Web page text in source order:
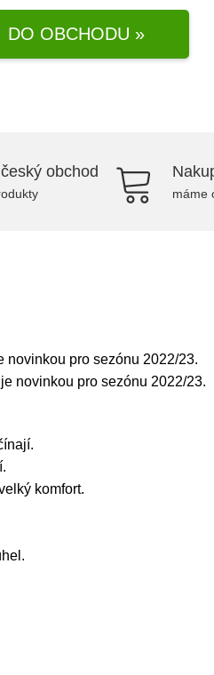
DO OBCHODU »
obchod
máme
novinkou pro sezónu 2022/23.
novinkou pro sezónu 2022/23.
komfort.